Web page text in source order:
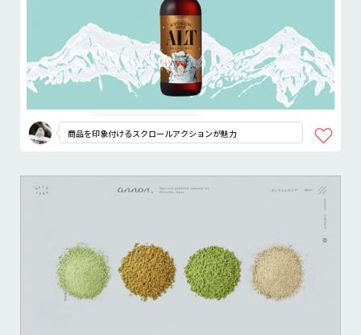
商品を印象付けるスクロールアクションが魅力